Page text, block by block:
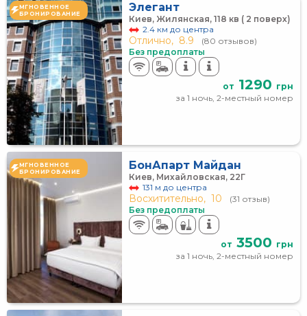
МГНОВЕННОЕ
БРОНИРОВАНИЕ
Элегант
Киев, Жилянская, 118 кв ( 2 поверх)
2.4 км до центра
Отлично, 8.9
(80 отзывов)
Без предоплаты
от 1290 грн
за 1 ночь, 2-местный номер
МГНОВЕННОЕ
БРОНИРОВАНИЕ
БонАпарт Майдан
Киев, Михайловская, 22Г
131 м до центра
Восхитительно, 10
(31 отзыв)
Без предоплаты
от 3500 грн
за 1 ночь, 2-местный номер